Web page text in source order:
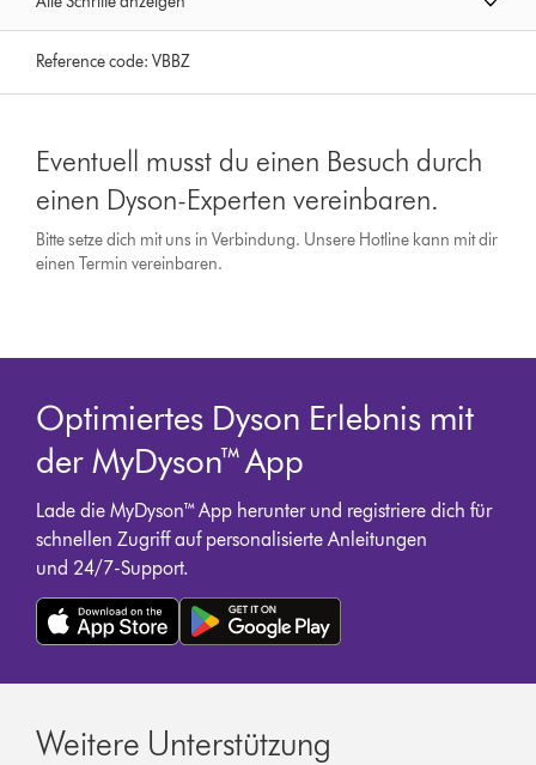
Reference code:VBBZ
Eventuell musst du einen Besuch durch
einen Dyson-Experten vereinbaren.
Bitte setze dich mit uns in Verbindung. Unsere Hotline kann mit dir
einen Termin vereinbaren.
Optimiertes Dyson Erlebnis mit
der MyDyson™ App
Lade die MyDyson™ App herunter und registriere dich für
schnellen Zugriff auf personalisierte Anleitungen
und 24/7-Support.
Weitere Unterstützung